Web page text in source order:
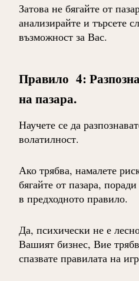
Затова не бягайте от
анализирайте и търсете
възможност за Вас.
Правило 4:
на пазара.
Научете се да
волатилност.
Ако трябва, намалете
бягайте от пазара,
в предходното правило.
Да, психически не е
Вашият бизнес, Вие
спазвате правилата на